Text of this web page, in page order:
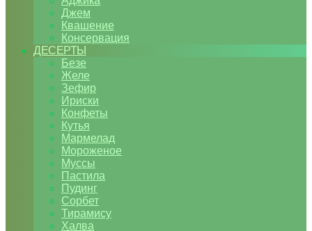
Джем
Квашение
Консервация
ДЕСЕРТЫ
Безе
Желе
Зефир
Ириски
Конфеты
Кутья
Мармелад
Мороженое
Муссы
Пастила
Пудинг
Сорбет
Тирамису
Халва